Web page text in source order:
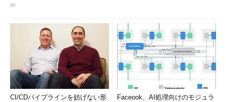
CI/CDパイプラインを妨げない形
Faceook、AI処理向けのモジュラ